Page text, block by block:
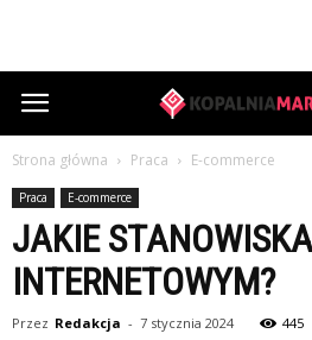
KopalniaMarzen.pl
Strona główna Praca E-commerce
Praca E-commerce
JAKIE
INTERNETOWYM?
Przez Redakcja - 7 stycznia 2024 445